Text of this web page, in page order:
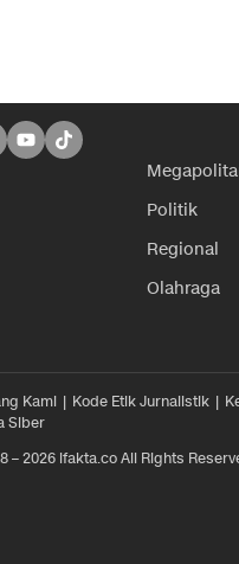
Politik
Regional
Olahraga
Kami Kode Etik Jurnalistik
Siber
– 2026 ifakta.co All Rights